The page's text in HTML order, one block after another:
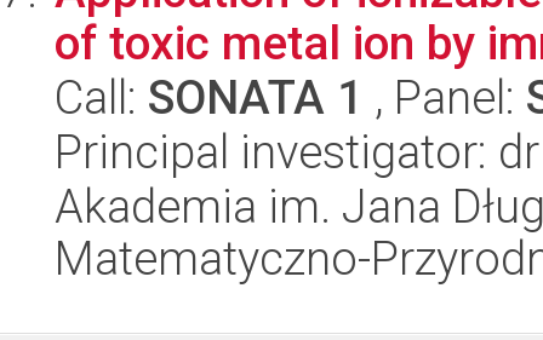
of toxic metal ion by
Call: SONATA 1 , Panel:
Principal investigator:
Akademia im. Jana
Matematyczno-